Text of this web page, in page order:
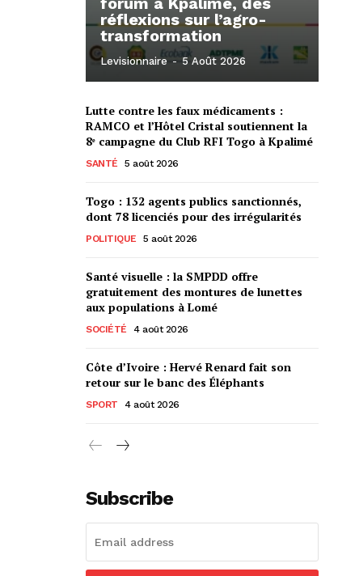
réflexions sur l’agro-
transformation
Levisionnaire - 5 Août 2026
Lutte contre les faux médicaments :
RAMCO et l’Hôtel Cristal soutiennent la
8ᵉ campagne du Club RFI Togo à Kpalimé
SANTÉ 5 août 2026
Togo : 132 agents publics sanctionnés,
dont 78 licenciés pour des irrégularités
POLITIQUE 5 août 2026
Santé visuelle : la SMPDD offre
gratuitement des montures de lunettes
aux populations à Lomé
SOCIÉTÉ 4 août 2026
Côte d’Ivoire : Hervé Renard fait son
retour sur le banc des Éléphants
SPORT 4 août 2026
Subscribe